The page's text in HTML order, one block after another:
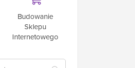
Budowanie
Sklepu
Internetowego